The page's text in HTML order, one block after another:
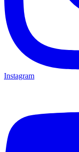
Instagram